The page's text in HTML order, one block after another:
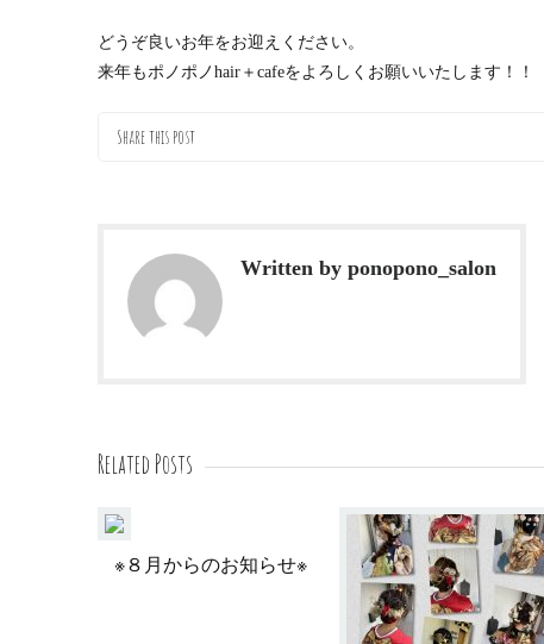
どうぞ良いお年をお迎えください。
来年もポノポノhair＋cafeをよろしくお願いいたします！！
Share this post
Written by ponopono_salon
Related Posts
※８月からのお知らせ※